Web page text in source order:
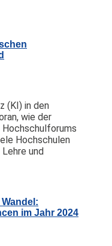
(KI) in den
wie der
Hochschulen
und
im Jahr 2024